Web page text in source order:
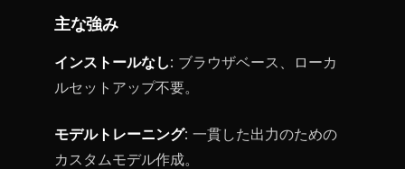
主な強み
インストールなし: ブラウザベース、ローカ
ルセットアップ不要。
モデルトレーニング: 一貫した出力のための
カスタムモデル作成。